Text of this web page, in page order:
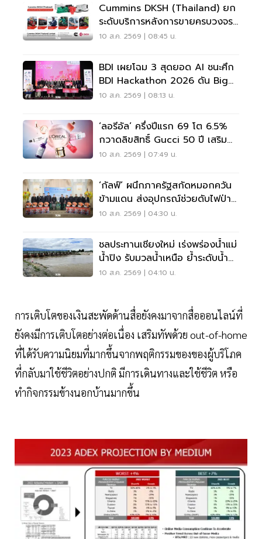
Cummins DKSH (Thailand) ยก
ระดับบริการหลังการขายครบวงจร
จบทุกงานเครื่องยนต์และเครื่อง
10 ส.ค. 2569 | 08:45 น.
BDI เผยโฉม 3 สุดยอด AI ชนะศึก
BDI Hackathon 2026 ดัน Big
Data ยกระดับกรุงเทพฯ
10 ส.ค. 2569 | 08:13 น.
‘ลอรีอัล’ ครึ่งปีแรก 69 โต 6.5%
กวาดลิขสิทธิ์ Gucci 50 ปี เสริม
ทัพบิวตี้ไทย 4 แบรนด์
10 ส.ค. 2569 | 07:49 น.
‘กัลฟ์’ ผนึกภาครัฐสกัดหมอกควัน
ข้ามแดน ส่งอุปกรณ์ช่วยดับไฟป่า
เมียนมา
10 ส.ค. 2569 | 04:30 น.
ชลประทานเชียงใหม่ เร่งพร่องน้ำแม่
น้ำปิง รับมวลน้ำเหนือ ย้ำระดับน้ำ
ยังไม่ล้นตลิ่ง
10 ส.ค. 2569 | 04:10 น.
การเติบโตของเงินสะพัดด้านสื่อยังคงมาจากสื่อออนไลน์ที่
ยังคงมีการเติบโตอย่างต่อเนื่อง เสริมทัพด้วย out-of-home
ที่ได้รับความนิยมที่มากขึ้นจากพฤติกรรมของของผู้บริโภค
ที่กลับมาใช้ชีวิตอย่างปกติ มีการเดินทางและใช้ชีวิต หรือ
ทำกิจกรรมข้างนอกบ้านมากขึ้น